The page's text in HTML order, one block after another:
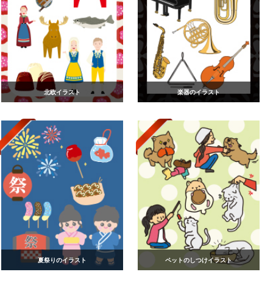
北欧イラスト 楽器のイラスト
夏祭りのイラスト ペットのしつけイラスト